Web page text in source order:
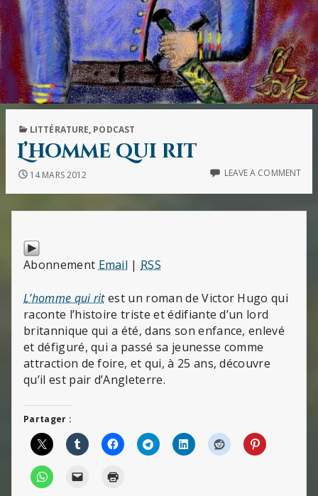
PUBLISHED
LITTÉRATURE, PODCAST
L’homme qui rit
14 MARS 2012 LEAVE A COMMENT
Abonnement Email | RSS
L’homme qui ritest un roman de Victor Hugo qui
raconte l’histoire triste et édifiante d’un lord
britannique qui a été, dans son enfance, enlevé
et défiguré, qui a passé sa jeunesse comme
attraction de foire, et qui, à 25 ans, découvre
qu’il est pair d’Angleterre.
Partager :